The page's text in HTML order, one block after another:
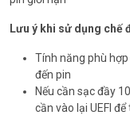
Lưu ý khi sử dụng chế
Tính năng phù
đến pin
Nếu cần sạc đầy
cần vào lại UEFI